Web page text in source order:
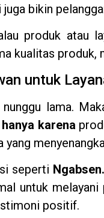
bikin
produk atau
kualitas produk,
untuk
lama.
karena
yang
seperti
untuk
positif.